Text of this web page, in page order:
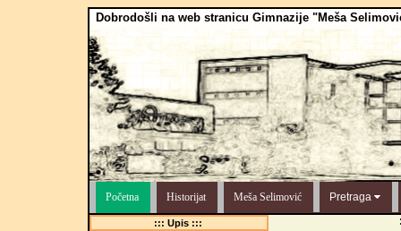
Dobrodošli na web stranicu Gimnazije "Meša
Početna Historijat Meša Selimović Pretraga
::: Upis :::